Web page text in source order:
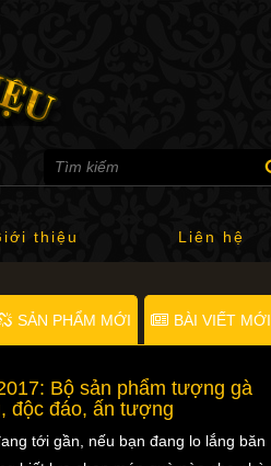
thiệu Liên hệ
SẢN PHẨM MỚI BÀI VIẾT MỚI
Bộ sản phẩm tượng gà
độc đáo, ấn tượng
tới gần, nếu bạn đang lo lắng băn